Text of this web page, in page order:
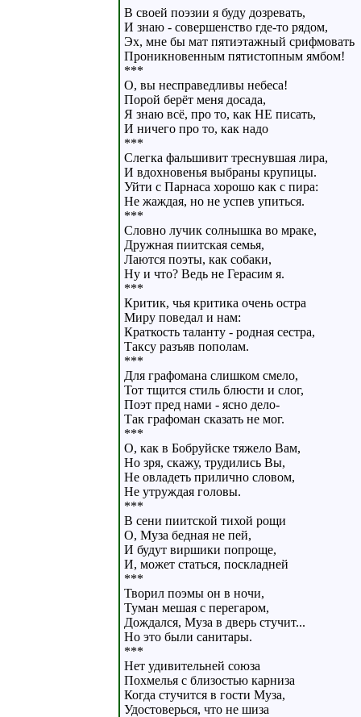
В своей поэзии я буду дозревать,
И знаю - совершенство где-то рядом,
Эх, мне бы мат пятиэтажный срифмовать
Проникновенным пятистопным ямбом!
***
О, вы несправедливы небеса!
Порой берёт меня досада,
Я знаю всё, про то, как НЕ писать,
И ничего про то, как надо
***
Слегка фальшивит треснувшая лира,
И вдохновенья выбраны крупицы.
Уйти с Парнаса хорошо как с пира:
Не жаждая, но не успев упиться.
***
Словно лучик солнышка во мраке,
Дружная пиитская семья,
Лаются поэты, как собаки,
Ну и что? Ведь не Герасим я.
***
Критик, чья критика очень остра
Миру поведал и нам:
Краткость таланту - родная сестра,
Таксу разъяв пополам.
***
Для графомана слишком смело,
Тот тщится стиль блюсти и слог,
Поэт пред нами - ясно дело-
Так графоман сказать не мог.
***
О, как в Бобруйске тяжело Вам,
Но зря, скажу, трудились Вы,
Не овладеть прилично словом,
Не утруждая головы.
***
В сени пиитской тихой рощи
О, Муза бедная не пей,
И будут виршики попроще,
И, может статься, поскладней
***
Творил поэмы он в ночи,
Туман мешая с перегаром,
Дождался, Муза в дверь стучит...
Но это были санитары.
***
Нет удивительней союза
Похмелья с близостью карниза
Когда стучится в гости Муза,
Удостоверься, что не шиза